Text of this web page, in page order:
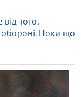
того,
обороні. Поки що